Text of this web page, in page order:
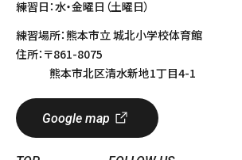
練習日：水・金曜日（土曜日）
練習場所：熊本市立 城北小学校体育館
住所：〒861-8075
熊本市北区清水新地1丁目4-1
Google map